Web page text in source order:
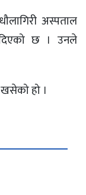
अस्पताल
दिएको छ । उनले
हो ।